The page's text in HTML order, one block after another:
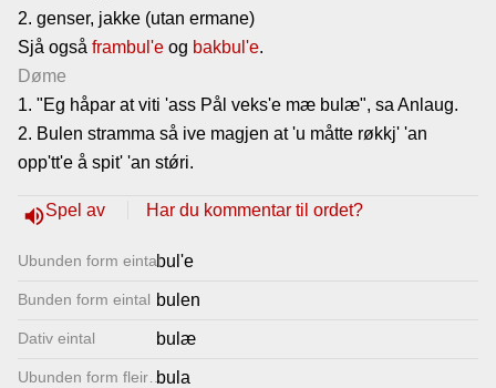
2. genser, jakke (utan ermane)
Sjå også frambul'e og bakbul'e.
Døme
1. "Eg håpar at viti 'ass Pål veks'e mæ bulæ", sa Anlaug.
2. Bulen stramma så ive magjen at 'u måtte røkkj' 'an
opp'tt'e å spit' 'an stǿri.
volume_upSpel av Har du kommentar til ordet?
Ubunden form eintalbul'e
Bunden form eintal bulen
Dativ eintal bulæ
Ubunden form fleirtal
bula
Gjestebok
Nyhende
Lenkjer
oss